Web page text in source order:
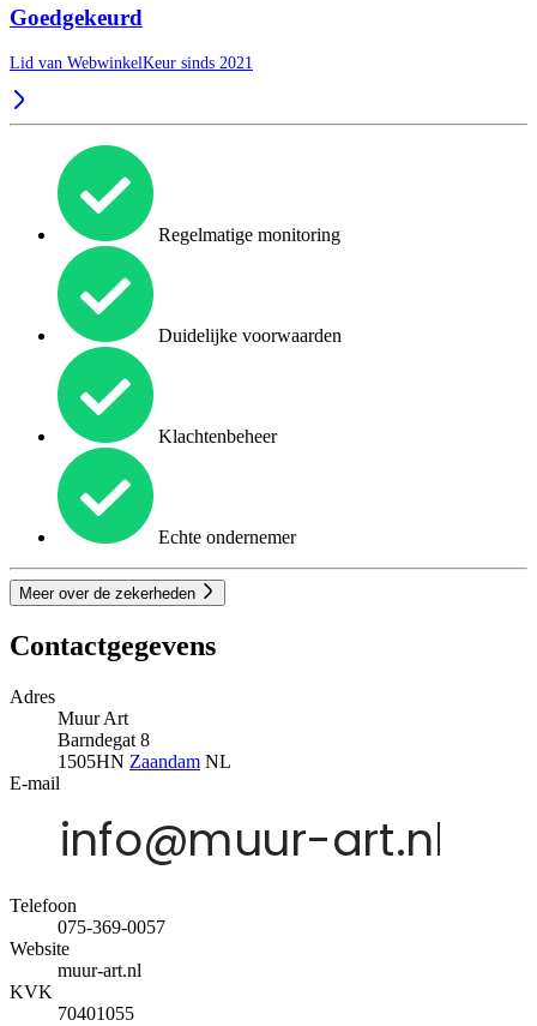
Goedgekeurd
Lid van WebwinkelKeur sinds 2021
Regelmatige monitoring
Duidelijke voorwaarden
Klachtenbeheer
Echte ondernemer
Meer over de zekerheden
Contactgegevens
Adres
Muur Art
Barndegat 8
1505HN Zaandam NL
E-mail
Telefoon
075-369-0057
Website
muur-art.nl
KVK
70401055